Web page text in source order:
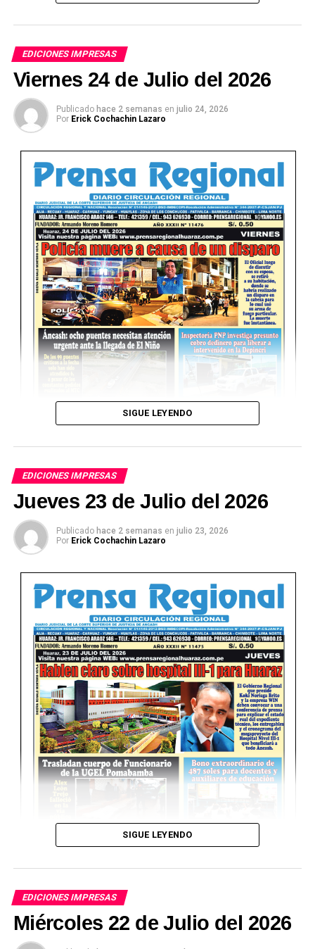
EDICIONES IMPRESAS
Viernes 24 de Julio del 2026
Publicado hace 2 semanas en julio 24, 2026
Por Erick Cochachin Lazaro
SIGUE LEYENDO
EDICIONES IMPRESAS
Jueves 23 de Julio del 2026
Publicado hace 2 semanas en julio 23, 2026
Por Erick Cochachin Lazaro
SIGUE LEYENDO
EDICIONES IMPRESAS
Miércoles 22 de Julio del 2026